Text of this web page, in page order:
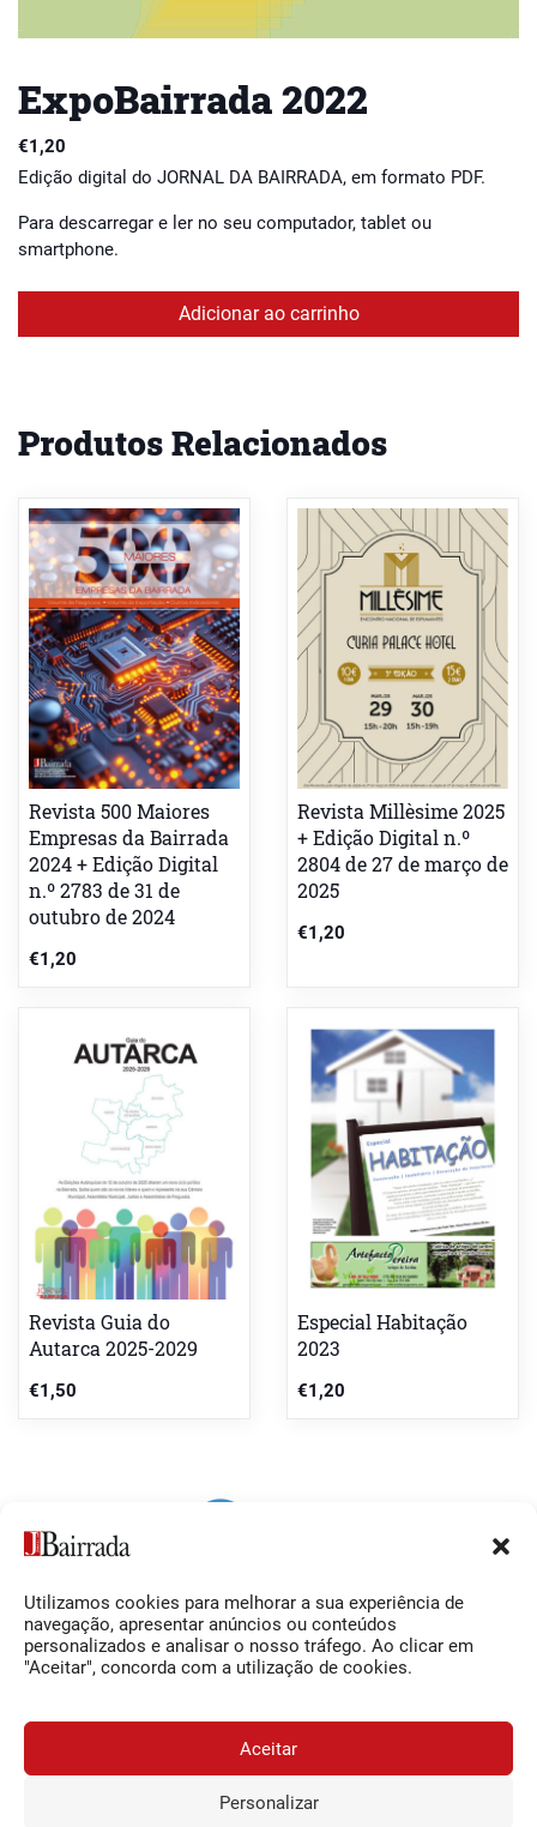
Utilizamos cookies para melhorar a sua experiência de
navegação, apresentar anúncios ou conteúdos
personalizados e analisar o nosso tráfego. Ao clicar em
"Aceitar", concorda com a utilização de cookies.
Aceitar
Personalizar
ExpoBairrada 2022
€1,20
Edição digital do JORNAL DA BAIRRADA, em formato PDF.
Para descarregar e ler no seu computador, tablet ou
smartphone.
Adicionar ao carrinho
Produtos Relacionados
Revista 500 Maiores
Empresas da Bairrada
2024 + Edição Digital
n.º 2783 de 31 de
outubro de 2024
€1,20
Revista Millèsime 2025
+ Edição Digital n.º
2804 de 27 de março de
2025
€1,20
Revista Guia do
Autarca 2025-2029
€1,50
Especial Habitação
2023
€1,20
Siga-nos
Facebook
O Jornal da Bairrada
Contactos
Termos e Condições